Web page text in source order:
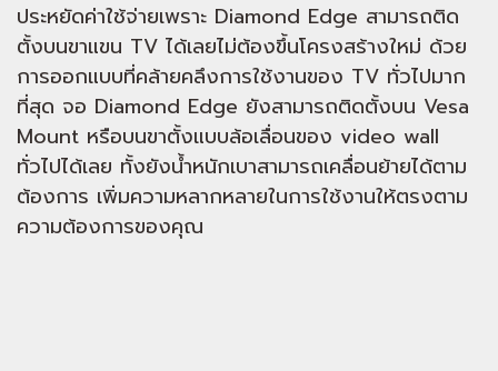
ประหยัดค่าใช้จ่ายเพราะ Diamond Edge สามารถติด
ตั้งบนขาแขน TV ได้เลยไม่ต้องขึ้นโครงสร้างใหม่ ด้วย
การออกแบบที่คล้ายคลึงการใช้งานของ TV ทั่วไปมาก
ที่สุด จอ Diamond Edge ยังสามารถติดตั้งบน Vesa
Mount หรือบนขาตั้งแบบล้อเลื่อนของ video wall
ทั่วไปได้เลย ทั้งยังน้ำหนักเบาสามารถเคลื่อนย้ายได้ตาม
ต้องการ เพิ่มความหลากหลายในการใช้งานให้ตรงตาม
ความต้องการของคุณ